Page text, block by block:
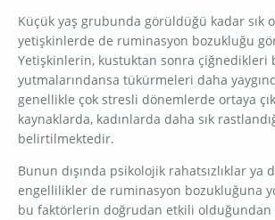
Küçük yaş grubunda görüldüğü kadar sık
yetişkinlerde de ruminasyon bozukluğu
Yetişkinlerin, kustuktan sonra çiğnedikleri
yutmalarındansa tükürmeleri daha
genellikle çok stresli dönemlerde ortaya
kaynaklarda, kadınlarda daha sık
belirtilmektedir.
Bunun dışında psikolojik rahatsızlıklar ya
engellilikler de ruminasyon bozukluğuna
bu faktörlerin doğrudan etkili olduğundan